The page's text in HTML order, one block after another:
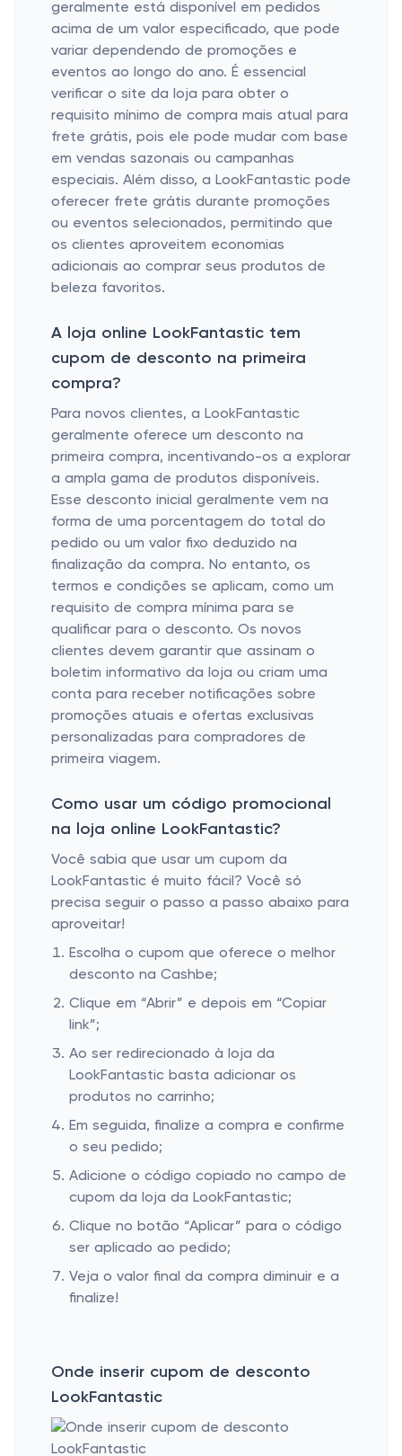
geralmente está disponível em pedidos
acima de um valor especificado, que pode
variar dependendo de promoções e
eventos ao longo do ano. É essencial
verificar o site da loja para obter o
requisito mínimo de compra mais atual para
frete grátis, pois ele pode mudar com base
em vendas sazonais ou campanhas
especiais. Além disso, a LookFantastic pode
oferecer frete grátis durante promoções
ou eventos selecionados, permitindo que
os clientes aproveitem economias
adicionais ao comprar seus produtos de
beleza favoritos.
A loja online LookFantastic tem
cupom de desconto na primeira
compra?
Para novos clientes, a LookFantastic
geralmente oferece um desconto na
primeira compra, incentivando-os a explorar
a ampla gama de produtos disponíveis.
Esse desconto inicial geralmente vem na
forma de uma porcentagem do total do
pedido ou um valor fixo deduzido na
finalização da compra. No entanto, os
termos e condições se aplicam, como um
requisito de compra mínima para se
qualificar para o desconto. Os novos
clientes devem garantir que assinam o
boletim informativo da loja ou criam uma
conta para receber notificações sobre
promoções atuais e ofertas exclusivas
personalizadas para compradores de
primeira viagem.
Como usar um código promocional
na loja online LookFantastic?
Você sabia que usar um cupom da
LookFantastic é muito fácil? Você só
precisa seguir o passo a passo abaixo para
aproveitar!
Escolha o cupom que oferece o melhor
desconto na Cashbe;
Clique em “Abrir” e depois em “Copiar
link”;
Ao ser redirecionado à loja da
LookFantastic basta adicionar os
produtos no carrinho;
Em seguida, finalize a compra e confirme
o seu pedido;
Adicione o código copiado no campo de
cupom da loja da LookFantastic;
Clique no botão “Aplicar” para o código
ser aplicado ao pedido;
Veja o valor final da compra diminuir e a
finalize!
Onde inserir cupom de desconto
LookFantastic